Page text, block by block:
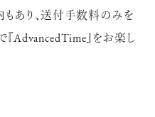
あり、送付手数料のみを
AdvancedTime』をお楽し